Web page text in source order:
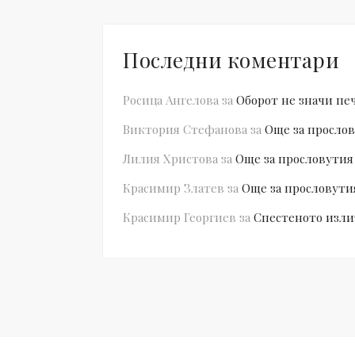
Последни коментари
Росица Ангелова за Оборот не значи
Виктория Стефанова за Още за
Лилия Христова за Още за
Красимир Златев за Още за
Красимир Георгиев за Спестеното